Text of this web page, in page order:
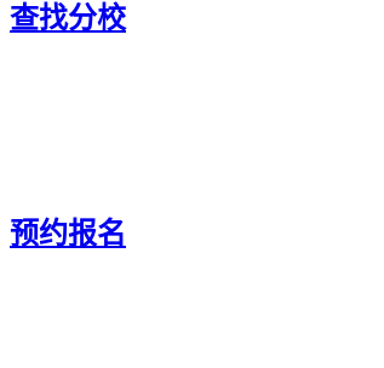
查找分校
预约报名